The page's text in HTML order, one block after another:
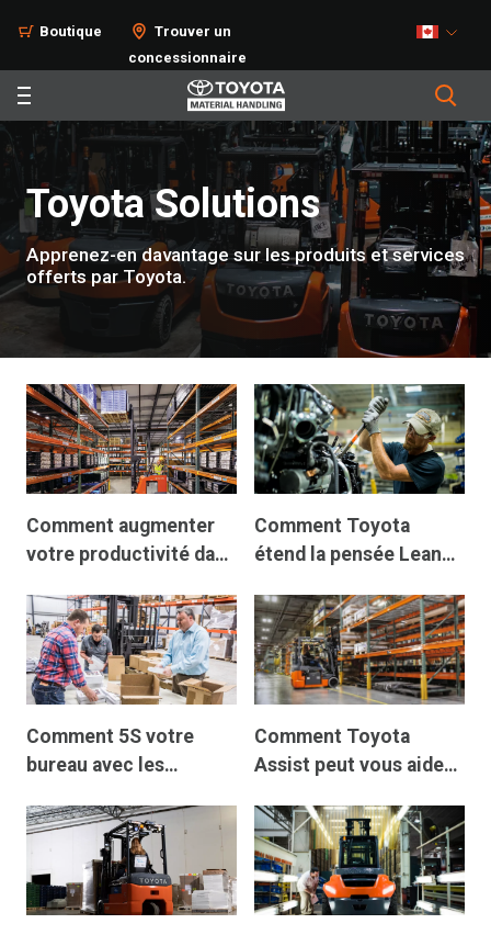
Boutique
Trouver un
concessionnaire
Toyota Solutions
Apprenez-en davantage sur les produits et services
offerts par Toyota.
Comment augmenter
votre productivité dans
matériaux
Comment Toyota
étend la pensée Lean
production au
concessionnaire
Comment 5S votre
bureau avec les
lean de Toyota
Comment Toyota
Assist peut vous aider
objectifs commerciaux